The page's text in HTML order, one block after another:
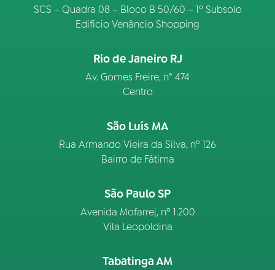
SCS – Quadra 08 – Bloco B 50/60 – 1º Subsolo
Edifício Venâncio Shopping
Rio de Janeiro RJ
Av. Gomes Freire, n° 474
Centro
São Luís MA
Rua Armando Vieira da Silva, nº 126
Bairro de Fátima
São Paulo SP
Avenida Mofarrej, nº 1.200
Vila Leopoldina
Tabatinga AM